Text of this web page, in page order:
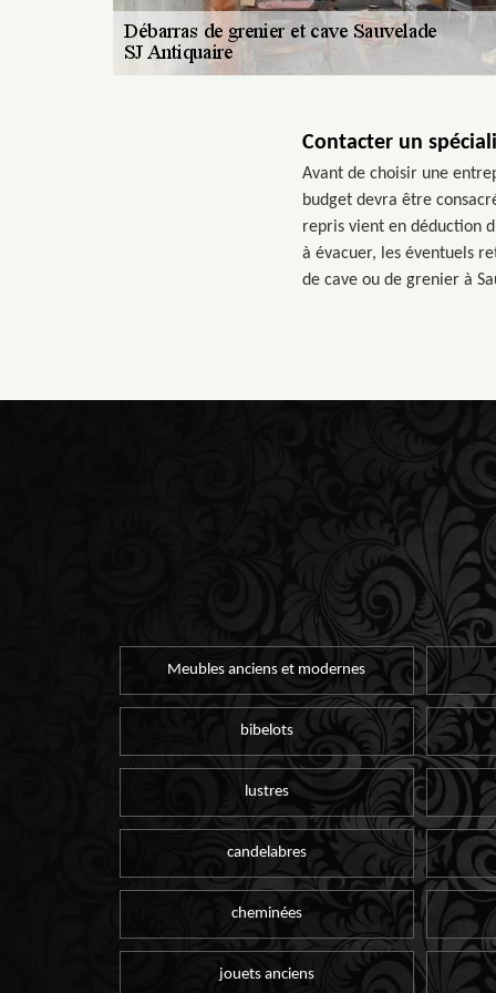
Contacter un
Avant de choisir une
budget devra être
repris vient en déduction
à évacuer, les éventuels
de cave ou de grenier à
Meubles anciens et modernes
bibelots
lustres
candelabres
cheminées
jouets anciens